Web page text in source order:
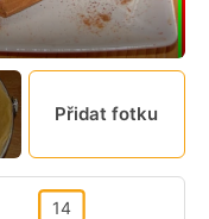
Přidat fotku
14